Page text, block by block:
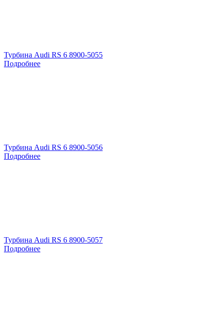
Турбина Audi RS 6 8900-5055
Подробнее
Турбина Audi RS 6 8900-5056
Подробнее
Турбина Audi RS 6 8900-5057
Подробнее